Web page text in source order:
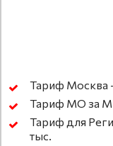
Тариф Москва -
Тариф МО за
Тариф для
тыс.